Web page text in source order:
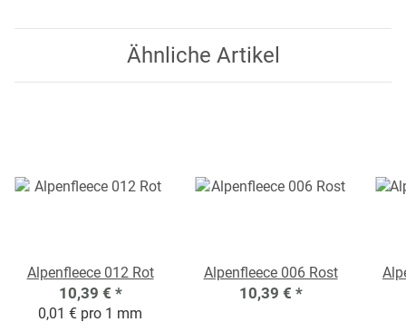
Ähnliche Artikel
Alpenfleece 012 Rot
10,39 € *
0,01 € pro 1 mm
Alpenfleece 006 Rost
10,39 € *